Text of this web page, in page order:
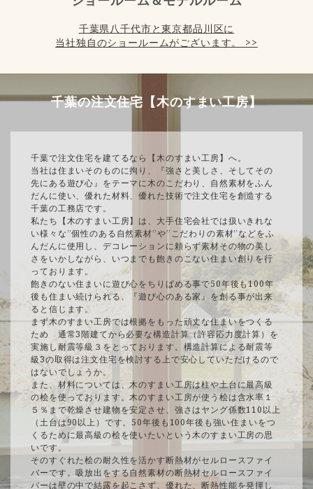
千葉県八千代市と東京都品川区に
当社独自のショールームがございます。 >>
千葉の注文住宅【木のすまい工房】
千葉で注文住宅を建てるなら【木のすまい工房】へ。
当社は住まいそのものに拘り、『強さと美しさ、そしてその
先にある遊び心』をテーマに木のこだわり、自然素材をふん
だんに使い、優れた材料、優れた技術で注文住宅を創造する
千葉の工務店です。
私たち【木のすまい工房】は、大手住宅会社では扱いきれな
い様々な”個性のある自然素材”や”こだわりの素材”などをふ
んだんに使用し、デコレーションに頼らず素材その物の美し
さをいかしながら、いつまでも飽きのこない住まい創りを行
っております。
飽きのない住まいに遊び心をちりばめる事で50年後も100年
後も住まい続けられる、『遊び心のある家』を創る事が出来
ると信じます。
まず木のすまい工房では根拠をもった頑丈な住まいをつくる
ため 通常3階建てから必要な構造計算（許容応力度計算）を
実施し耐震等級３をとっております。構造計算による耐震等
級3の取得は注文住宅を検討する上で安心していただけるので
はないでしょうか。
また、材料については、木のすまい工房は柱や土台に最高級
の桧を使っております。木のすまい工房が使う桧は含水率１
５％まで乾燥させ建物を安定させ、強さはヤング係数110以上
（土台は90以上）です。50年後も100年後も強い住まいをつ
くるために最高級の桧を使いたいという木のすまい工房の思
いです。
そのすぐれた桧の耐久性を活かす断熱材がセルロースファイ
バーです。吸放出をする自然素材の断熱材セルロースファイ
バーは壁の中で結露を起こさず、優れた、断熱性能を発揮し